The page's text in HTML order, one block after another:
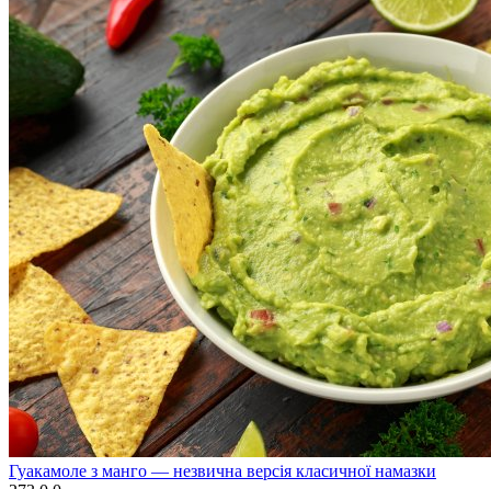
Гуакамоле з манго — незвична версія класичної намазки